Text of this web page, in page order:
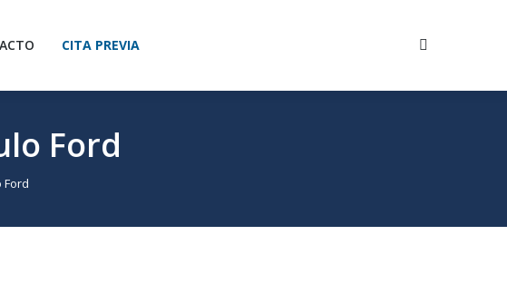
CITA PREVIA Buscar:
Ford
Ford